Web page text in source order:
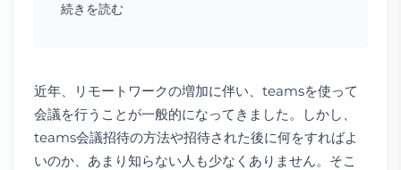
続きを読む
近年、リモートワークの増加に伴い、teamsを使って
会議を行うことが一般的になってきました。しかし、
teams会議招待の方法や招待された後に何をすればよ
いのか、あまり知らない人も少なくありません。そこ